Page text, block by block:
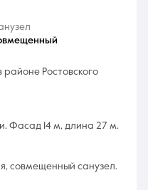
районе Ростовского
Фасад 14 м, длина 27 м.
совмещенный санузел.